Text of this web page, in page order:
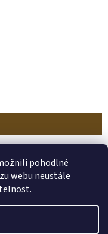
pohodlné
webu neustále
Blog Sportantique.cz